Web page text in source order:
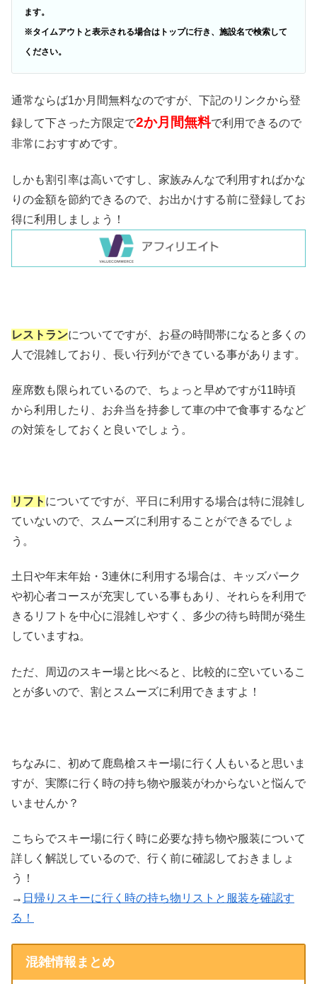
ます。
※タイムアウトと表示される場合はトップに行き、施設名で検索して
ください。
通常ならば1か月間無料なのですが、下記のリンクから登
録して下さった方限定で2か月間無料で利用できるので
非常におすすめです。
しかも割引率は高いですし、家族みんなで利用すればかな
りの金額を節約できるので、お出かけする前に登録してお
得に利用しましょう！
レストランについてですが、お昼の時間帯になると多くの
人で混雑しており、長い行列ができている事があります。
座席数も限られているので、ちょっと早めですが11時頃
から利用したり、お弁当を持参して車の中で食事するなど
の対策をしておくと良いでしょう。
リフト についてですが、平日に利用する場合は特に混雑し
ていないので、スムーズに利用することができるでしょ
う。
土日や年末年始・3連休に利用する場合は、キッズパーク
や初心者コースが充実している事もあり、それらを利用で
きるリフトを中心に混雑しやすく、多少の待ち時間が発生
していますね。
ただ、周辺のスキー場と比べると、比較的に空いているこ
とが多いので、割とスムーズに利用できますよ！
ちなみに、初めて鹿島槍スキー場に行く人もいると思いま
すが、実際に行く時の持ち物や服装がわからないと悩んで
いませんか？
こちらでスキー場に行く時に必要な持ち物や服装について
詳しく解説しているので、行く前に確認しておきましょ
う！
→ 日帰りスキーに行く時の持ち物リストと服装を確認す
る！
混雑情報まとめ